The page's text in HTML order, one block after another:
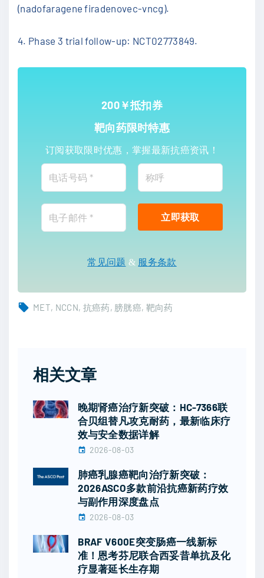
(nadofaragene firadenovec-vncg).
4. Phase 3 trial follow-up: NCT02773849.
200￥抵扣券
靶向药限时特惠
订阅获取限时优惠，掌握最新抗癌资讯！
常见问题 & 服务条款
MET NCCN 抗癌药 膀胱癌 靶向药
相关文章
晚期肾癌治疗新突破：HC-7366联
合贝组替凡攻克耐药，最新临床疗
效与安全数据详解
2026-08-03
肺癌乳腺癌靶向治疗新突破：
2026ASCO多款前沿抗癌新药疗效
与副作用深度盘点
2026-08-03
BRAF V600E突变肠癌一线新标
准！恩考芬尼联合西妥昔单抗及化
疗显著延长生存期